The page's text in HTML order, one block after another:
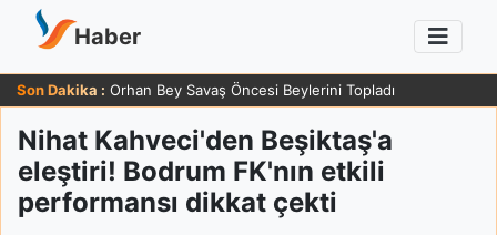
Haber
Son Dakika : Orhan Bey Savaş Öncesi Beylerini Topladı
Nihat Kahveci'den Beşiktaş'a
eleştiri! Bodrum FK'nın etkili
performansı dikkat çekti